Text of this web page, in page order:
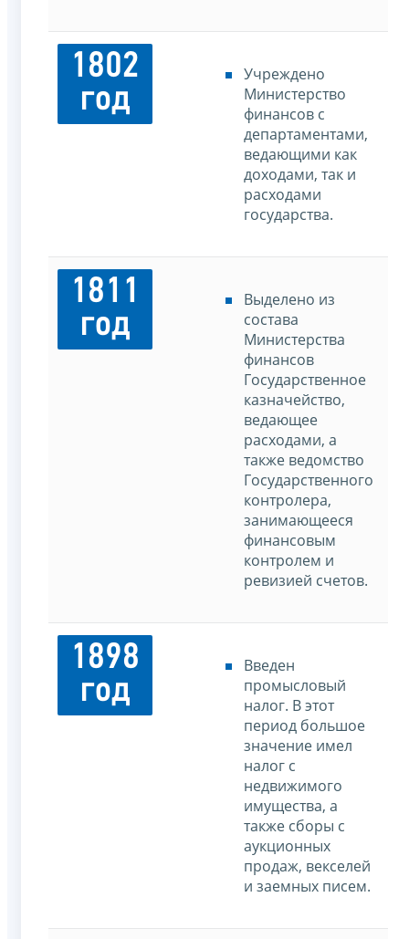
1802
год
Учреждено
Министерство
финансов с
департаментами,
ведающими как
доходами, так и
расходами
государства.
1811
год
Выделено из
состава
Министерства
финансов
Государственное
казначейство,
ведающее
расходами, а
также ведомство
Государственного
контролера,
занимающееся
финансовым
контролем и
ревизией счетов.
1898
год
Введен
промысловый
налог. В этот
период большое
значение имел
налог с
недвижимого
имущества, а
также сборы с
аукционных
продаж, векселей
и заемных писем.